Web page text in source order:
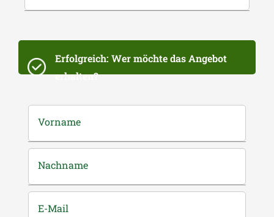
Erfolgreich: Wer möchte das Angebot
erhalten?
Vorname
Nachname
E-Mail